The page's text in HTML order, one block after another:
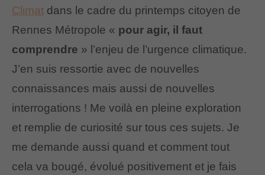
Climat dans le cadre du printemps citoyen de
Rennes Métropole « pour agir, il faut
comprendre » l’enjeu de l’urgence climatique.
J’en suis ressortie avec de nouvelles
connaissances mais aussi de nouvelles
interrogations ! Me voilà en pleine exploration
et remplie de curiosité sur tous ces sujets. Je
me demande aussi quand et comment tout
cela va bougé, évolué positivement et je fais